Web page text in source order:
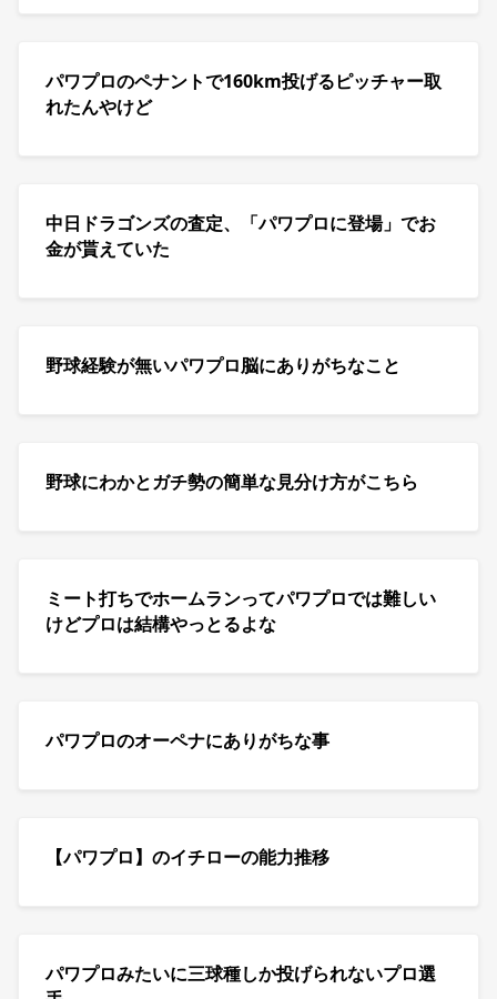
パワプロのペナントで160km投げるピッチャー取
れたんやけど
中日ドラゴンズの査定、「パワプロに登場」でお
金が貰えていた
野球経験が無いパワプロ脳にありがちなこと
野球にわかとガチ勢の簡単な見分け方がこちら
ミート打ちでホームランってパワプロでは難しい
けどプロは結構やっとるよな
パワプロのオーペナにありがちな事
【パワプロ】のイチローの能力推移
パワプロみたいに三球種しか投げられないプロ選